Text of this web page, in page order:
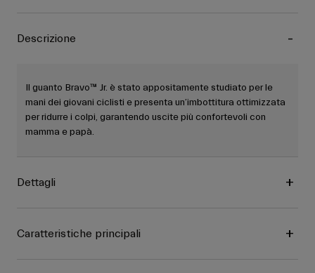
Descrizione
Il guanto Bravo™ Jr. è stato appositamente studiato per le
mani dei giovani ciclisti e presenta un’imbottitura ottimizzata
per ridurre i colpi, garantendo uscite più confortevoli con
mamma e papà.
Dettagli
Caratteristiche principali